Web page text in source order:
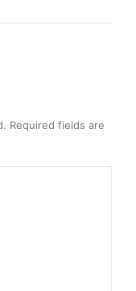
Required fields are